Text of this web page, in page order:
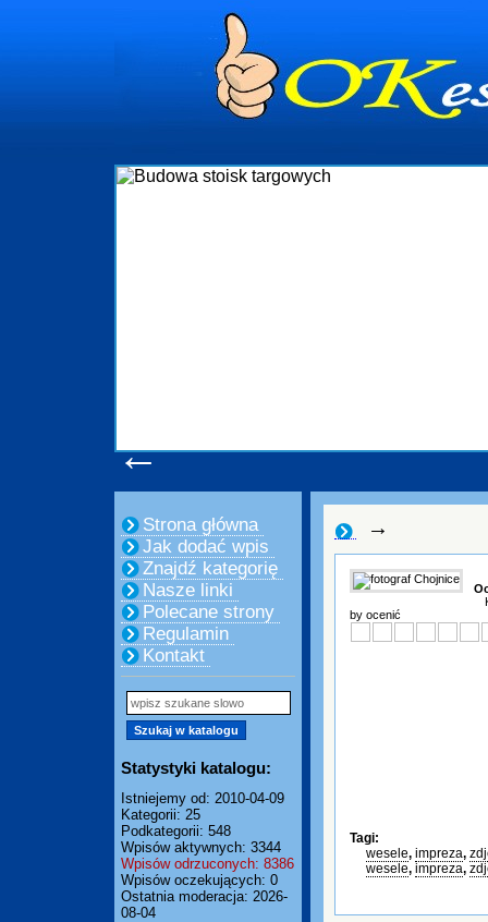
←
Strona główna
Jak dodać wpis
Znajdź kategorię
Nasze linki
Polecane strony
Regulamin
Kontakt
Statystyki katalogu:
Istniejemy od: 2010-04-09
Kategorii: 25
Podkategorii: 548
Wpisów aktywnych: 3344
Wpisów odrzuconych: 8386
Wpisów oczekujących: 0
Ostatnia moderacja: 2026-
08-04
→
by ocenić
Tagi:
wesele, impreza,
wesele, impreza,